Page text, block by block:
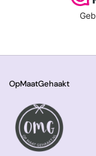
OpMaatGehaakt